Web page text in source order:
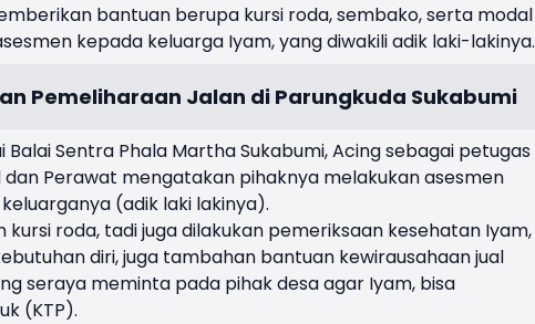
bantuan berupa kursi roda, sembako, serta modal
kepada keluarga Iyam, yang diwakili adik laki-lakinya.
Pemeliharaan Jalan di Parungkuda Sukabumi
Balai Sentra Phala Martha Sukabumi, Acing sebagai petugas
dan Perawat mengatakan pihaknya melakukan asesmen
(adik laki lakinya).
roda, tadi juga dilakukan pemeriksaan kesehatan Iyam,
diri, juga tambahan bantuan kewirausahaan jual
seraya meminta pada pihak desa agar Iyam, bisa
(KTP).